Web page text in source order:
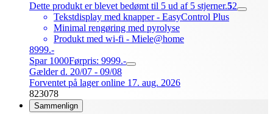
Dette produkt er blevet bedømt til 5 ud af 5 stjerner.52
Tekstdisplay med knapper - EasyControl Plus
Minimal rengøring med pyrolyse
Produkt med wi-fi - Miele@home
8999.-
Spar 1000Førpris: 9999.-
Gælder d. 20/07 - 09/08
Forventet på lager online 17. aug. 2026
823078
Sammenlign